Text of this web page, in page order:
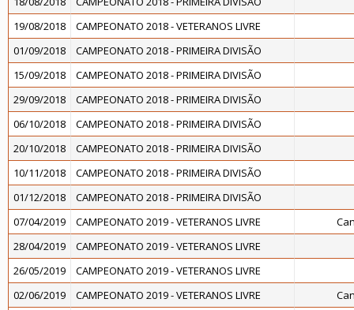
19/08/2018
CAMPEONATO 2018 - VETERANOS LIVRE
01/09/2018
CAMPEONATO 2018 - PRIMEIRA DIVISÃO
15/09/2018
CAMPEONATO 2018 - PRIMEIRA DIVISÃO
29/09/2018
CAMPEONATO 2018 - PRIMEIRA DIVISÃO
06/10/2018
CAMPEONATO 2018 - PRIMEIRA DIVISÃO
20/10/2018
CAMPEONATO 2018 - PRIMEIRA DIVISÃO
10/11/2018
CAMPEONATO 2018 - PRIMEIRA DIVISÃO
01/12/2018
CAMPEONATO 2018 - PRIMEIRA DIVISÃO
07/04/2019
CAMPEONATO 2019 - VETERANOS LIVRE
28/04/2019
CAMPEONATO 2019 - VETERANOS LIVRE
26/05/2019
CAMPEONATO 2019 - VETERANOS LIVRE
02/06/2019
CAMPEONATO 2019 - VETERANOS LIVRE